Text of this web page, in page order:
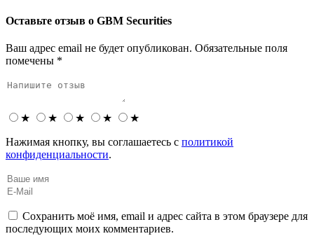
Оставьте отзыв о GBM Securities
Ваш адрес email не будет опубликован. Обязательные поля
помечены *
★ ★ ★ ★
★
Нажимая кнопку, вы соглашаетесь с политикой
конфиденциальности.
Сохранить моё имя, email и адрес сайта в этом браузере для
последующих моих комментариев.